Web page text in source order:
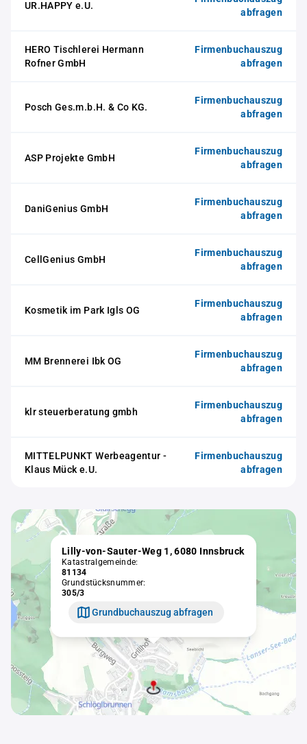
UR.HAPPY e.U.
abfragen
HERO Tischlerei Hermann
Rofner GmbH
Firmenbuchauszug
abfragen
Posch Ges.m.b.H. & Co KG.
Firmenbuchauszug
abfragen
ASP Projekte GmbH
Firmenbuchauszug
abfragen
DaniGenius GmbH
Firmenbuchauszug
abfragen
CellGenius GmbH
Firmenbuchauszug
abfragen
Kosmetik im Park Igls OG
Firmenbuchauszug
abfragen
MM Brennerei Ibk OG
Firmenbuchauszug
abfragen
klr steuerberatung gmbh
Firmenbuchauszug
abfragen
MITTELPUNKT Werbeagentur -
Klaus Mück e.U.
Firmenbuchauszug
abfragen
Lilly-von-Sauter-Weg 1, 6080 Innsbruck
Katastralgemeinde:
81134
Grundstücksnummer:
305/3
Grundbuchauszug abfragen